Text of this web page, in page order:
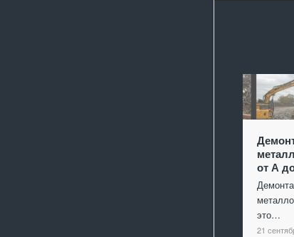
от А
это…
21